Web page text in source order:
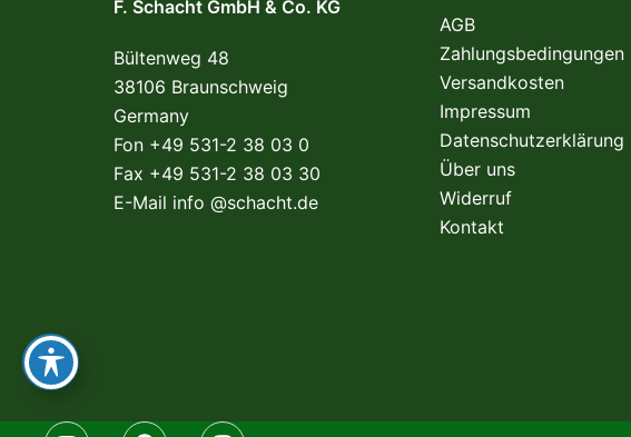
F. Schacht GmbH & Co. KG
Bültenweg 48
38106 Braunschweig
Germany
Fon +49 531-2 38 03 0
Fax +49 531-2 38 03 30
E-Mail info @schacht.de
AGB
Zahlungsbedingungen
Versandkosten
Impressum
Datenschutzerklärung
Über uns
Widerruf
Kontakt